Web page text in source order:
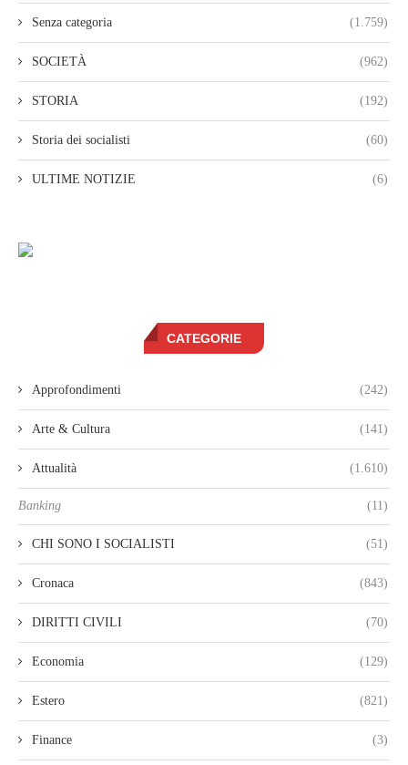
Senza categoria (1.759)
SOCIETÀ (962)
STORIA (192)
Storia dei socialisti (60)
ULTIME NOTIZIE (6)
CATEGORIE
Approfondimenti (242)
Arte & Cultura (141)
Attualità (1.610)
Banking (11)
CHI SONO I SOCIALISTI (51)
Cronaca (843)
DIRITTI CIVILI (70)
Economia (129)
Estero (821)
Finance (3)